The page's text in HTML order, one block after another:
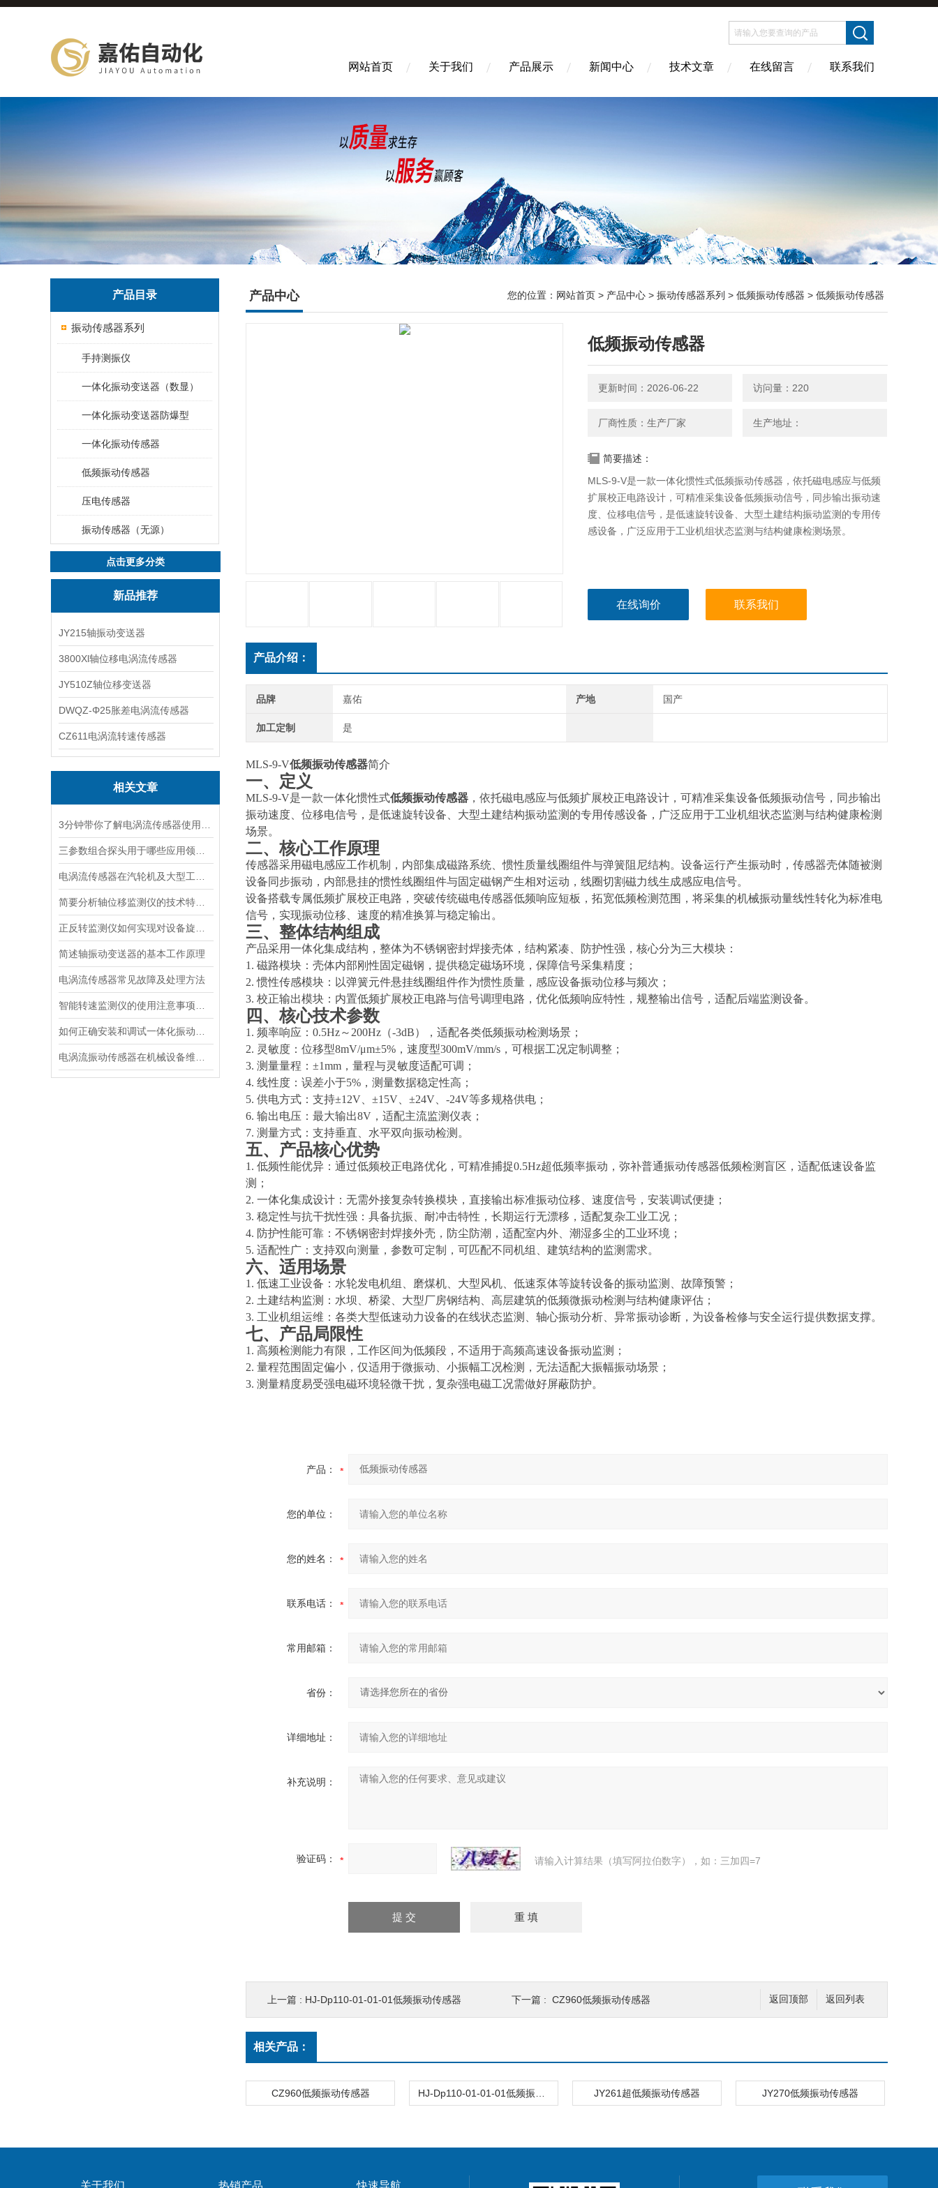
网站首页 关于我们 产品展示 新闻中心 技术文章 在线留言 联系我们
产品目录
振动传感器系列
手持测振仪
一体化振动变送器（数显）
一体化振动变送器防爆型
一体化振动传感器
低频振动传感器
压电传感器
振动传感器（无源）
点击更多分类
新品推荐
JY215轴振动变送器
3800Xl轴位移电涡流传感器
JY510Z轴位移变送器
DWQZ-Φ25胀差电涡流传感器
CZ611电涡流转速传感器
相关文章
简述轴振动变送器的基本工作原理
电涡流传感器常见故障及处理方法
产品中心 您的位置： 网站首页 > 产品中心 > 振动传感器系列 > 低频振动传感器 > 低频振动传感器
低频振动传感器
更新时间：2026-06-22 访问量：220
厂商性质：生产厂家 生产地址：
简要描述：
MLS-9-V是一款一体化惯性式低频振动传感器，依托磁电感应与低频
扩展校正电路设计，可精准采集设备低频振动信号，同步输出振动速
度、位移电信号，是低速旋转设备、大型土建结构振动监测的专用传
感设备，广泛应用于工业机组状态监测与结构健康检测场景。
在线询价 联系我们
产品介绍：
品牌 嘉佑 产地 国产
加工定制 是
MLS-9-V低频振动传感器简介
一、定义
MLS-9-V是一款一体化惯性式低频振动传感器 ，依托磁电感应与低频扩展校正电路设计，可精准采集设备低频振动信号，同步输出
振动速度、位移电信号，是低速旋转设备、大型土建结构振动监测的专用传感设备，广泛应用于工业机组状态监测与结构健康检测
场景。
二、核心工作原理
传感器采用磁电感应工作机制，内部集成磁路系统、惯性质量线圈组件与弹簧阻尼结构。设备运行产生振动时，传感器壳体随被测
设备同步振动，内部悬挂的惯性线圈组件与固定磁钢产生相对运动，线圈切割磁力线生成感应电信号。
设备搭载专属低频扩展校正电路，突破传统磁电传感器低频响应短板，拓宽低频检测范围，将采集的机械振动量线性转化为标准电
信号，实现振动位移、速度的精准换算与稳定输出。
三、整体结构组成
产品采用一体化集成结构，整体为不锈钢密封焊接壳体，结构紧凑、防护性强，核心分为三大模块：
1. 磁路模块：壳体内部刚性固定磁钢，提供稳定磁场环境，保障信号采集精度；
2. 惯性传感模块：以弹簧元件悬挂线圈组件作为惯性质量，感应设备振动位移与频次；
3. 校正输出模块：内置低频扩展校正电路与信号调理电路，优化低频响应特性，规整输出信号，适配后端监测设备。
四、核心技术参数
1. 频率响应：0.5Hz～200Hz（-3dB），适配各类低频振动检测场景；
2. 灵敏度：位移型8mV/μm±5%，速度型300mV/mm/s，可根据工况定制调整；
3. 测量量程：±1mm，量程与灵敏度适配可调；
4. 线性度：误差小于5%，测量数据稳定性高；
5. 供电方式：支持±12V、±15V、±24V、-24V等多规格供电；
6. 输出电压：最大输出8V，适配主流监测仪表；
7. 测量方式：支持垂直、水平双向振动检测。
五、产品核心优势
1. 低频性能优异：通过低频校正电路优化，可精准捕捉0.5Hz超低频率振动，弥补普通振动传感器低频检测盲区，适配低速设备监
测；
2. 一体化集成设计：无需外接复杂转换模块，直接输出标准振动位移、速度信号，安装调试便捷；
3. 稳定性与抗干扰性强：具备抗振、耐冲击特性，长期运行无漂移，适配复杂工业工况；
4. 防护性能可靠：不锈钢密封焊接外壳，防尘防潮，适配室内外、潮湿多尘的工业环境；
5. 适配性广：支持双向测量，参数可定制，可匹配不同机组、建筑结构的监测需求。
六、适用场景
1. 低速工业设备：水轮发电机组、磨煤机、大型风机、低速泵体等旋转设备的振动监测、故障预警；
2. 土建结构监测：水坝、桥梁、大型厂房钢结构、高层建筑的低频微振动检测与结构健康评估；
3. 工业机组运维：各类大型低速动力设备的在线状态监测、轴心振动分析、异常振动诊断，为设备检修与安全运行提供数据支撑。
七、产品局限性
1. 高频检测能力有限，工作区间为低频段，不适用于高频高速设备振动监测；
2. 量程范围固定偏小，仅适用于微振动、小振幅工况检测，无法适配大振幅振动场景；
3. 测量精度易受强电磁环境轻微干扰，复杂强电磁工况需做好屏蔽防护。
产品：
您的单位：
您的姓名：
联系电话：
常用邮箱：
省份：
详细地址：
补充说明：
验证码： 请输入计算结果（填写阿拉伯数字），如：三加四=7
返回列表
返回顶部
上一篇 : HJ-Dp110-01-01-01低频振动传感器 下一篇 : CZ960低频振动传感器
相关产品：
CZ960低频振动传感器 JY261超低频振动传感器 JY270低频振动传感器
关于我们 热销产品 快速导航